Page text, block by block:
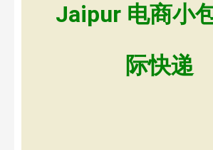
Jaipur 电商小
际快递